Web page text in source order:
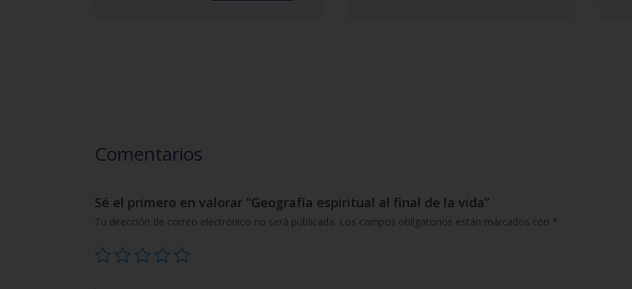
Comentarios
Sé el primero en valorar “Geografía espiritual al final de la vida”
Tu dirección de correo electrónico no será publicada. Los campos obligatorios están marcados con *